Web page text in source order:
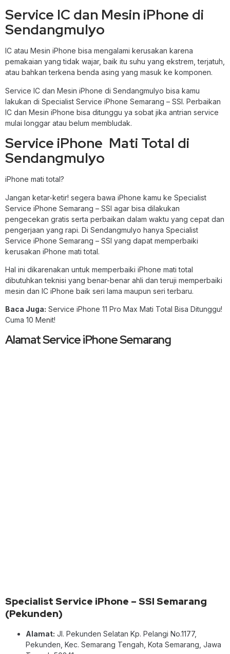
Service IC dan Mesin iPhone di
Sendangmulyo
IC atau Mesin iPhone bisa mengalami kerusakan karena
pemakaian yang tidak wajar, baik itu suhu yang ekstrem, terjatuh,
atau bahkan terkena benda asing yang masuk ke komponen.
Service IC dan Mesin iPhone di Sendangmulyo bisa kamu
lakukan di Specialist Service iPhone Semarang – SSI. Perbaikan
IC dan Mesin iPhone bisa ditunggu ya sobat jika antrian service
mulai longgar atau belum membludak.
Service iPhone Mati Total di
Sendangmulyo
iPhone mati total?
Jangan ketar-ketir! segera bawa iPhone kamu ke Specialist
Service iPhone Semarang – SSI agar bisa dilakukan
pengecekan gratis serta perbaikan dalam waktu yang cepat dan
pengerjaan yang rapi. Di Sendangmulyo hanya Specialist
Service iPhone Semarang – SSI yang dapat memperbaiki
kerusakan iPhone mati total.
Hal ini dikarenakan untuk memperbaiki iPhone mati total
dibutuhkan teknisi yang benar-benar ahli dan teruji memperbaiki
mesin dan IC iPhone baik seri lama maupun seri terbaru.
Baca Juga: Service iPhone 11 Pro Max Mati Total Bisa Ditunggu!
Cuma 10 Menit!
Alamat Service iPhone Semarang
Specialist Service iPhone – SSI Semarang
(Pekunden)
Alamat: Jl. Pekunden Selatan Kp. Pelangi No.1177,
Pekunden, Kec. Semarang Tengah, Kota Semarang, Jawa